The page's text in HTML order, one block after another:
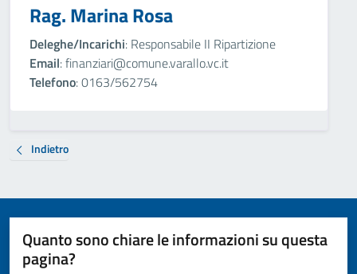
Rag. Marina Rosa
Deleghe/Incarichi: Responsabile II Ripartizione
Email: finanziari@comune.varallo.vc.it
Telefono: 0163/562754
Indietro
Quanto sono chiare le informazioni su questa
pagina?